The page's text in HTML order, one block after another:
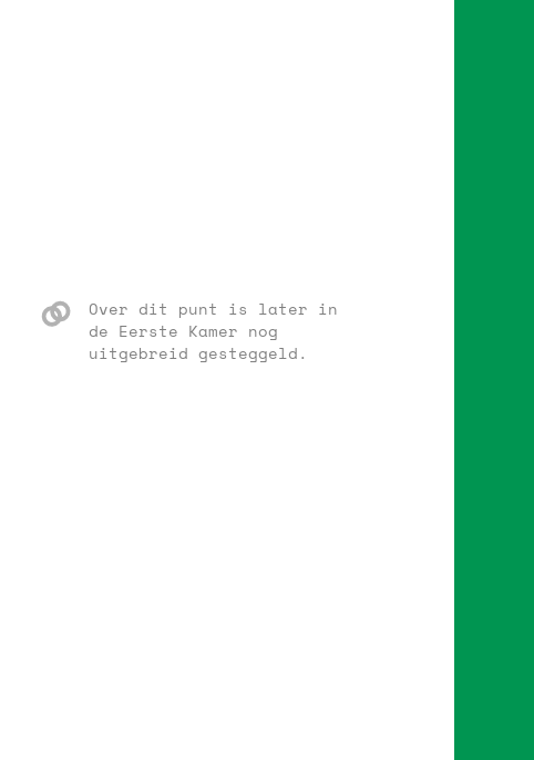
Over dit punt is later in
de Eerste Kamer nog
uitgebreid gesteggeld.